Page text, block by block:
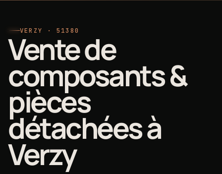
VERZY · 51380
Vente de
composants &
pièces
détachées à
Verzy